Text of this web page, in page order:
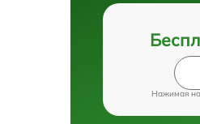
Нажимая на